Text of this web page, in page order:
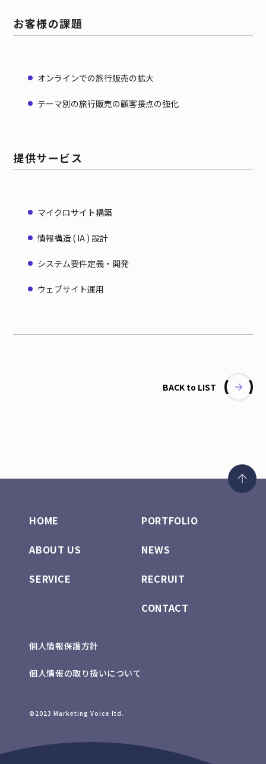
お客様の課題
オンラインでの旅行販売の拡大
テーマ別の旅行販売の顧客接点の強化
提供サービス
マイクロサイト構築
情報構造 ( IA ) 設計
システム要件定義・開発
ウェブサイト運用
BACK to LIST
HOME
ABOUT US
SERVICE
PORTFOLIO
NEWS
RECRUIT
CONTACT
個人情報保護方針
個人情報の取り扱いについて
©2023 Marketing Voice ltd.